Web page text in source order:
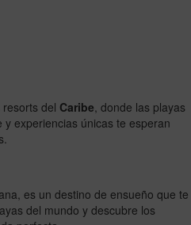
del Caribe , donde las playas
experiencias únicas te esperan
es un destino de ensueño que te
del mundo y descubre los